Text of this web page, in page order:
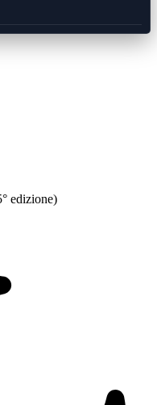
edizione)